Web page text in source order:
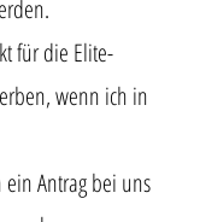
für die Elite-
wenn ich in
Antrag bei uns